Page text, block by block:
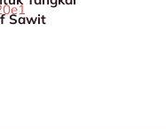
Sawit